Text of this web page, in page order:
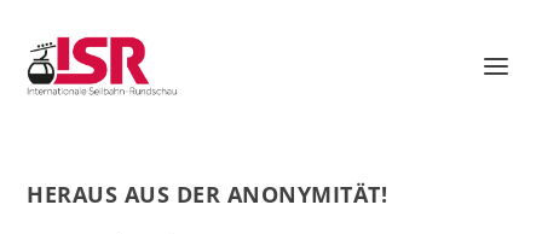
HERAUS AUS DER ANONYMITÄT!